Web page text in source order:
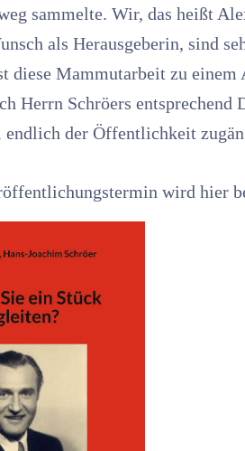
sammelte. Wir, das heißt
als Herausgeberin, sind
diese Mammutarbeit zu einem
Herrn Schröers entsprechend
der Öffentlichkeit
wird hier